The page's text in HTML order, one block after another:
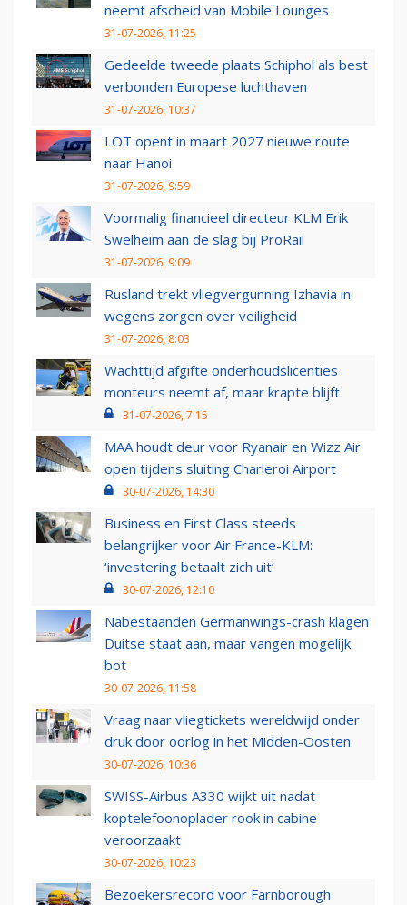
neemt afscheid van Mobile Lounges
31-07-2026, 11:25
Gedeelde tweede plaats Schiphol als best
verbonden Europese luchthaven
31-07-2026, 10:37
LOT opent in maart 2027 nieuwe route
naar Hanoi
31-07-2026, 9:59
Voormalig financieel directeur KLM Erik
Swelheim aan de slag bij ProRail
31-07-2026, 9:09
Rusland trekt vliegvergunning Izhavia in
wegens zorgen over veiligheid
31-07-2026, 8:03
Wachttijd afgifte onderhoudslicenties
monteurs neemt af, maar krapte blijft
31-07-2026, 7:15
MAA houdt deur voor Ryanair en Wizz Air
open tijdens sluiting Charleroi Airport
30-07-2026, 14:30
Business en First Class steeds
belangrijker voor Air France-KLM:
‘investering betaalt zich uit’
30-07-2026, 12:10
Nabestaanden Germanwings-crash klagen
Duitse staat aan, maar vangen mogelijk
bot
30-07-2026, 11:58
Vraag naar vliegtickets wereldwijd onder
druk door oorlog in het Midden-Oosten
30-07-2026, 10:36
SWISS-Airbus A330 wijkt uit nadat
koptelefoonoplader rook in cabine
veroorzaakt
30-07-2026, 10:23
Bezoekersrecord voor Farnborough